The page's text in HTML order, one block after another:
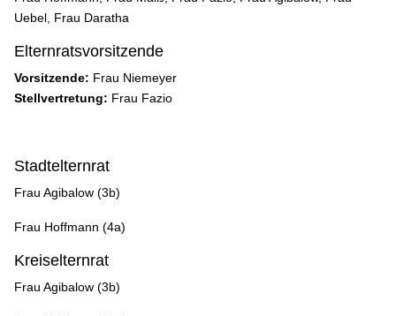
Uebel, Frau Daratha
Elternratsvorsitzende
Vorsitzende: Frau Niemeyer
Stellvertretung: Frau Fazio
Stadtelternrat
Frau Agibalow (3b)
Frau Hoffmann (4a)
Kreiselternrat
Frau Agibalow (3b)